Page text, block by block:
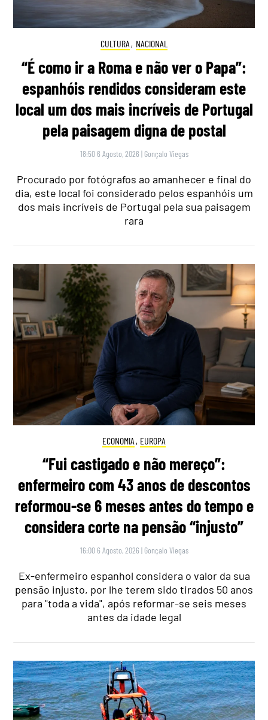
CULTURA , NACIONAL
“É como ir a Roma e não ver o Papa”:
espanhóis rendidos consideram este
local um dos mais incríveis de Portugal
pela paisagem digna de postal
18:50 6 Agosto, 2026 | Gonçalo Viegas
Procurado por fotógrafos ao amanhecer e final do
dia, este local foi considerado pelos espanhóis um
dos mais incríveis de Portugal pela sua paisagem
rara
ECONOMIA , EUROPA
“Fui castigado e não mereço”:
enfermeiro com 43 anos de descontos
reformou-se 6 meses antes do tempo e
considera corte na pensão “injusto”
16:00 6 Agosto, 2026 | Gonçalo Viegas
Ex-enfermeiro espanhol considera o valor da sua
pensão injusto, por lhe terem sido tirados 50 anos
para "toda a vida", após reformar-se seis meses
antes da idade legal